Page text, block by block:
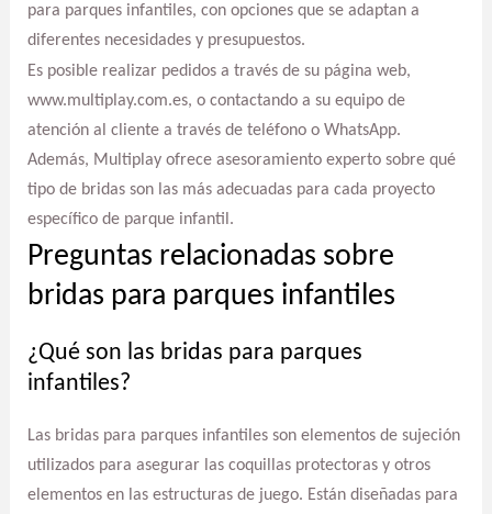
para parques infantiles, con opciones que se adaptan a
diferentes necesidades y presupuestos.
Es posible realizar pedidos a través de su página web,
www.multiplay.com.es, o contactando a su equipo de
atención al cliente a través de teléfono o WhatsApp.
Además, Multiplay ofrece asesoramiento experto sobre qué
tipo de bridas son las más adecuadas para cada proyecto
específico de parque infantil.
Preguntas relacionadas sobre
bridas para parques infantiles
¿Qué son las bridas para parques
infantiles?
Las bridas para parques infantiles son elementos de sujeción
utilizados para asegurar las coquillas protectoras y otros
elementos en las estructuras de juego. Están diseñadas para